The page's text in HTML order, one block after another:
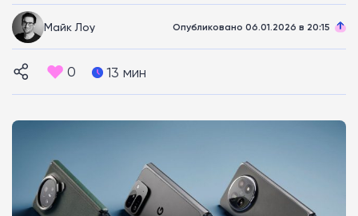
Майк Лоу Опубликовано 06.01.2026 в 20:15
0 13 мин